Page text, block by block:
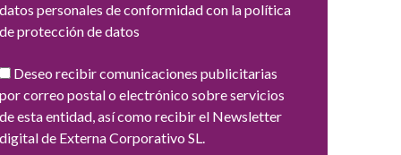
datos personales de conformidad con la política
de protección de datos
Deseo recibir comunicaciones publicitarias
por correo postal o electrónico sobre servicios
de esta entidad, así como recibir el Newsletter
digital de Externa Corporativo SL.